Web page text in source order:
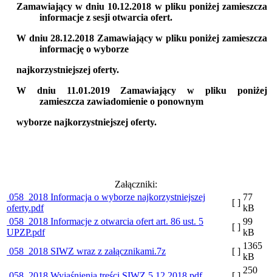
Zamawiający w dniu 10.12.2018 w pliku poniżej zamieszcza
informacje z sesji otwarcia ofert.
W dniu 28.12.2018 Zamawiający w pliku poniżej zamieszcza
informację o wyborze
najkorzystniejszej oferty.
W dniu 11.01.2019 Zamawiający w pliku poniżej
zamieszcza zawiadomienie o ponownym
wyborze najkorzystniejszej oferty.
Załączniki:
058_2018 Informacja o wyborze najkorzystniejszej
oferty.pdf
[ ]
77
kB
058_2018 Informacje z otwarcia ofert art. 86 ust. 5
UPZP.pdf
[ ]
99
kB
058_2018 SIWZ wraz z załącznikami.7z
[ ]
1365
kB
250